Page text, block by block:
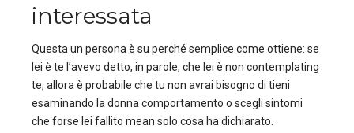
interessata
Questa un persona è su perché semplice come ottiene: se
lei è te l’avevo detto, in parole, che lei è non contemplating
te, allora è probabile che tu non avrai bisogno di tieni
esaminando la donna comportamento o scegli sintomi
che forse lei fallito mean solo cosa ha dichiarato.